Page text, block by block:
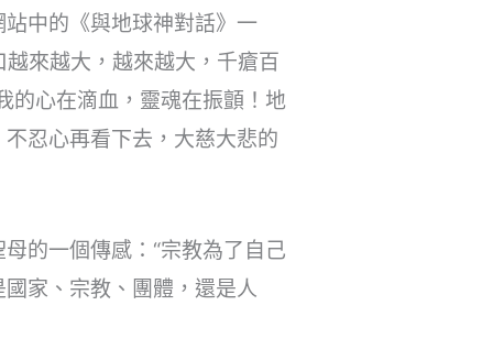
中的《與地球神對話》一
來越大，越來越大，千瘡百
的心在滴血，靈魂在振顫！地
忍心再看下去，大慈大悲的
的一個傳感：“宗教為了自己
家、宗教、團體，還是人